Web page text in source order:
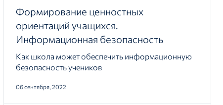
Формирование ценностных
ориентаций учащихся.
Информационная безопасность
Как школа может обеспечить информационную
безопасность учеников
06 сентября, 2022